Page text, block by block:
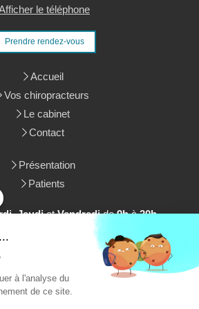
le téléphone
Prendre rendez-vous
Accueil
Vos chiropracteurs
Le cabinet
Contact
Présentation
Patients
,JeudietVendredide9hà20h
12h30
Plan du site
à l'analyse du
de ce site.